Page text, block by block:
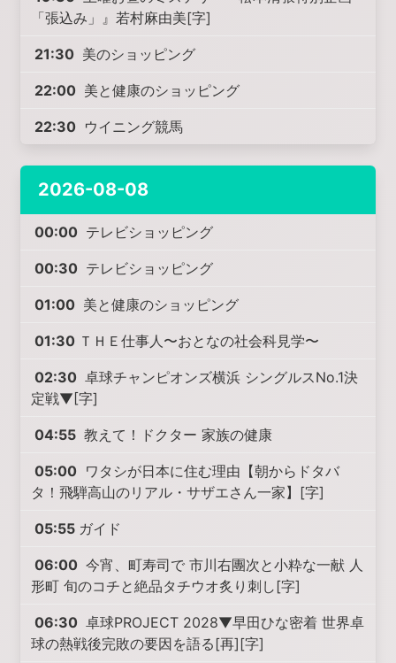
「張込み」』若村麻由美[字]
21:30 美のショッピング
22:00 美と健康のショッピング
22:30 ウイニング競馬
2026-08-08
00:00 テレビショッピング
00:30 テレビショッピング
01:00 美と健康のショッピング
01:30 ＴＨＥ仕事人〜おとなの社会科見学〜
02:30 卓球チャンピオンズ横浜 シングルスNo.1決
定戦▼[字]
04:55 教えて！ドクター 家族の健康
05:00 ワタシが日本に住む理由【朝からドタバ
タ！飛騨高山のリアル・サザエさん一家】[字]
05:55 ガイド
06:00 今宵、町寿司で 市川右團次と小粋な一献 人
形町 旬のコチと絶品タチウオ炙り刺し[字]
06:30 卓球PROJECT 2028▼早田ひな密着 世界卓
球の熱戦後完敗の要因を語る[再][字]